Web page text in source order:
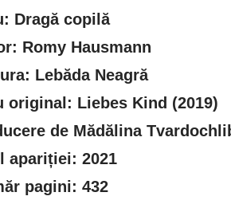
Dragă copilă
Romy Hausmann
Lebăda Neagră
original: Liebes Kind (2019)
de Mădălina
apariției: 2021
pagini: 432